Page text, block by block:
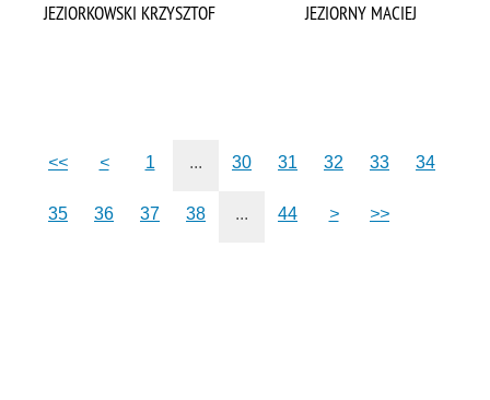
JEZIORKOWSKI KRZYSZTOF JEZIORNY MACIEJ
<< < 1 ... 30 31 32 33 34
35 36 37 38 ... 44 > >>